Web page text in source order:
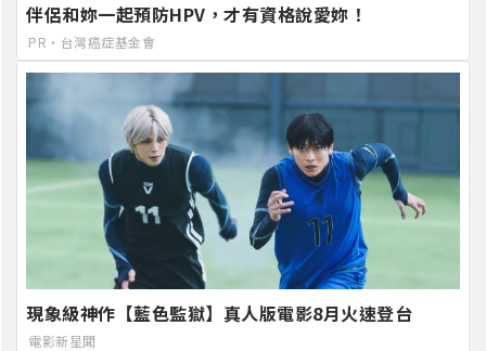
伴侶和妳一起預防HPV，才有資格說愛妳！
PR・台灣癌症基金會
現象級神作【藍色監獄】真人版電影8月火速登台
電影新星聞